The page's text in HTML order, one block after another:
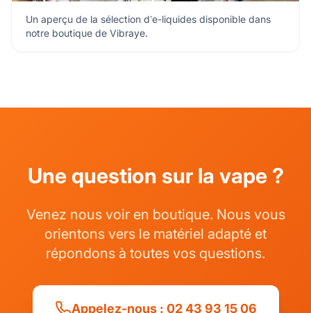
Un aperçu de la sélection d’e-liquides disponible dans
notre boutique de Vibraye.
Une question sur la vape ?
Venez nous voir en boutique. Nous vous
orientons vers le matériel adapté et
répondons à toutes vos questions.
Appelez-nous : 02 43 93 15 06